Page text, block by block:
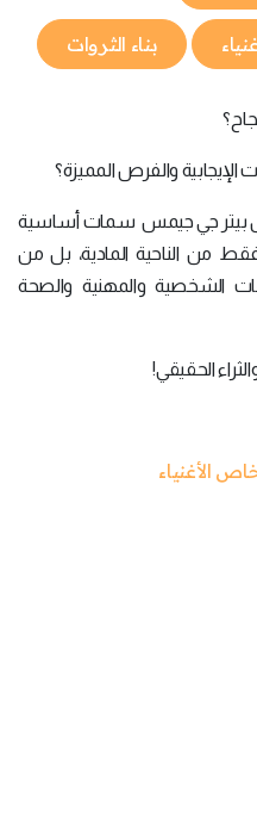
بناء الثروات
والفرص المميزة؟
بيتر جي جيمس سمات أساسية
من الناحية المادية، بل من
الشخصية والمهنية والصحة
الحقيقي!